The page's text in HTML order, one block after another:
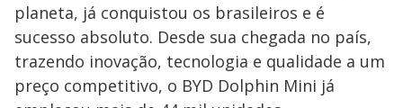
planeta, já conquistou os brasileiros e é
sucesso absoluto. Desde sua chegada no país,
trazendo inovação, tecnologia e qualidade a um
preço competitivo, o BYD Dolphin Mini já